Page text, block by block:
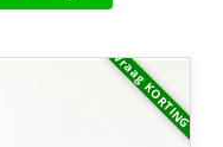
Vraag KORTING